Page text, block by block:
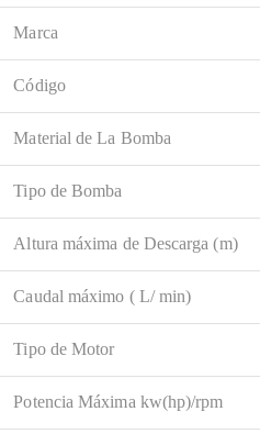
Marca
Código
Material de La Bomba
Tipo de Bomba
Altura máxima de Descarga (m)
Caudal máximo ( L/ min)
Tipo de Motor
Potencia Máxima kw(hp)/rpm